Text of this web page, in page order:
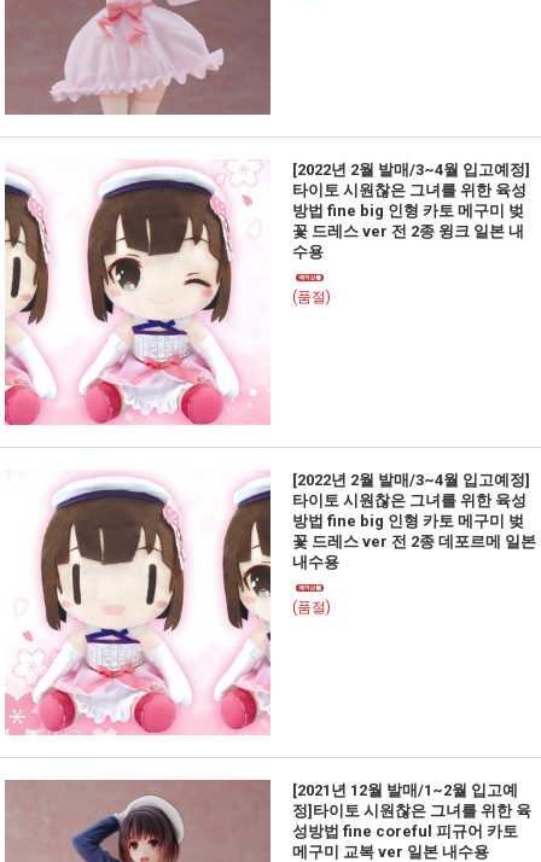
[2022년 2월 발매/3~4월 입고예정]
타이토 시원찮은 그녀를 위한 육성
방법 fine big 인형 카토 메구미 벚
꽃 드레스 ver 전 2종 윙크 일본 내
수용
(품절)
[2022년 2월 발매/3~4월 입고예정]
타이토 시원찮은 그녀를 위한 육성
방법 fine big 인형 카토 메구미 벚
꽃 드레스 ver 전 2종 데포르메 일본
내수용
(품절)
[2021년 12월 발매/1~2월 입고예
정]타이토 시원찮은 그녀를 위한 육
성방법 fine coreful 피규어 카토
메구미 교복 ver 일본 내수용